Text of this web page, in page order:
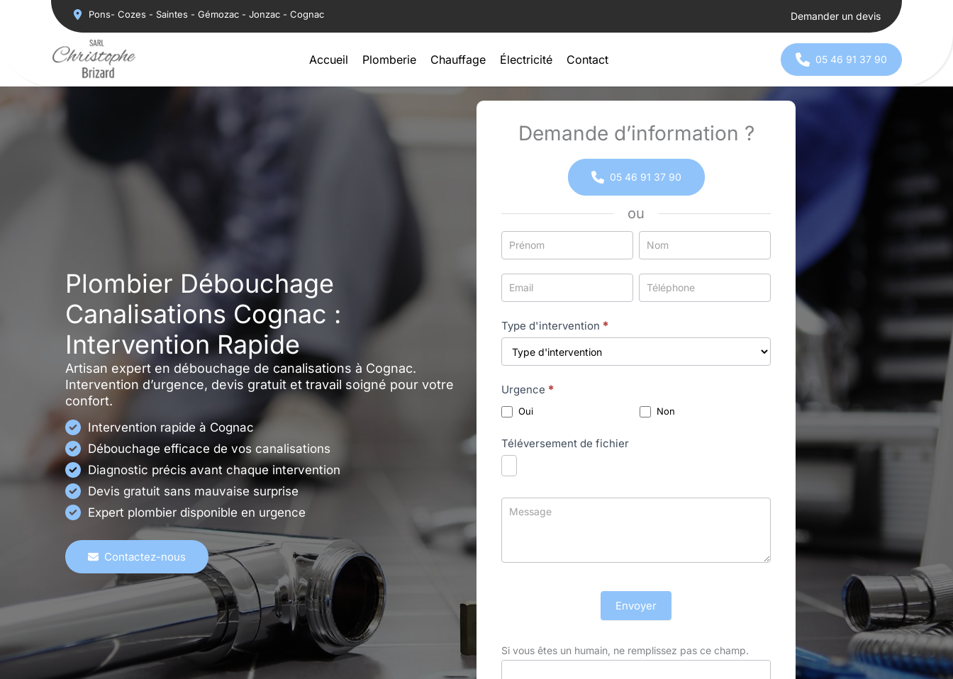
Pons- Cozes - Saintes - Gémozac - Jonzac - Cognac Demander un devis
Accueil Plomberie Chauffage Électricité Contact 05 46 91 37 90
Plombier Débouchage
Canalisations Cognac :
Intervention Rapide
Artisan expert en débouchage de canalisations à Cognac.
Intervention d’urgence, devis gratuit et travail soigné pour votre
confort.
Intervention rapide à Cognac
Débouchage efficace de vos canalisations
Diagnostic précis avant chaque intervention
Devis gratuit sans mauvaise surprise
Expert plombier disponible en urgence
Contactez-nous
Demande d’information ?
05 46 91 37 90
ou
Formulaire
simple
avec
téléphone
Type d'intervention *
Urgence *
Oui Non
Téléversement de fichier
Envoyer
Si vous êtes un humain, ne remplissez pas ce champ.